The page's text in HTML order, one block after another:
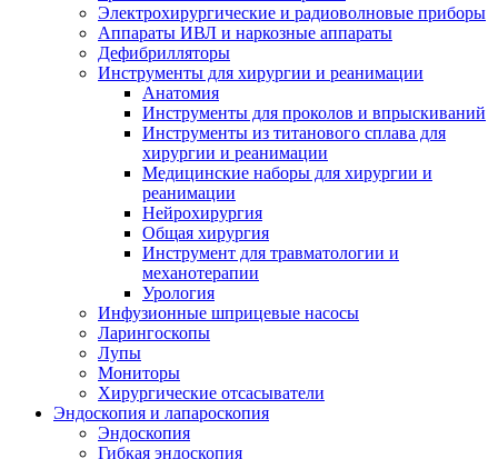
Электрохирургические и радиоволновые приборы
Аппараты ИВЛ и наркозные аппараты
Дефибрилляторы
Инструменты для хирургии и реанимации
Анатомия
Инструменты для проколов и впрыскиваний
Инструменты из титанового сплава для
хирургии и реанимации
Медицинские наборы для хирургии и
реанимации
Нейрохирургия
Общая хирургия
Инструмент для травматологии и
механотерапии
Урология
Инфузионные шприцевые насосы
Ларингоскопы
Лупы
Мониторы
Хирургические отсасыватели
Эндоскопия и лапароскопия
Эндоскопия
Гибкая эндоскопия